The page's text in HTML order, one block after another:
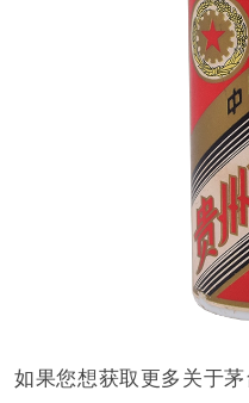
如果您想获取更多关于茅